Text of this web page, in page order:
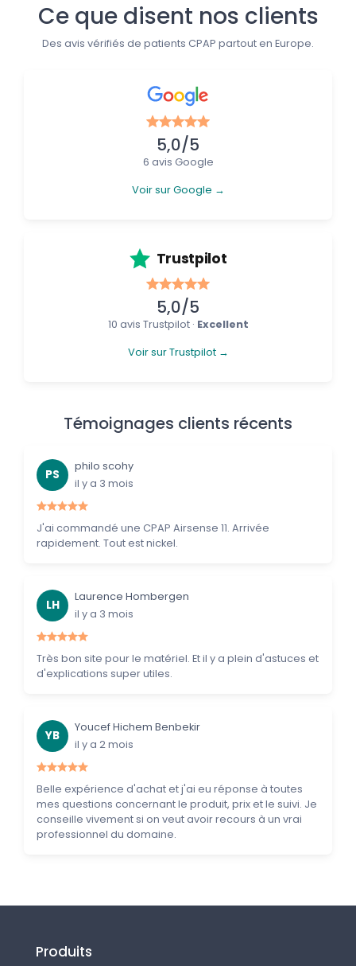
Ce que disent nos clients
Des avis vérifiés de patients CPAP partout en Europe.
5,0/5
6 avis Google
Voir sur Google →
Trustpilot
5,0/5
10 avis Trustpilot · Excellent
Voir sur Trustpilot →
Témoignages clients récents
PS
philo scohy
il y a 3 mois
J'ai commandé une CPAP Airsense 11. Arrivée
rapidement. Tout est nickel.
LH
Laurence Hombergen
il y a 3 mois
Très bon site pour le matériel. Et il y a plein d'astuces et
d'explications super utiles.
YB
Youcef Hichem Benbekir
il y a 2 mois
Belle expérience d'achat et j'ai eu réponse à toutes
mes questions concernant le produit, prix et le suivi. Je
conseille vivement si on veut avoir recours à un vrai
professionnel du domaine.
Produits